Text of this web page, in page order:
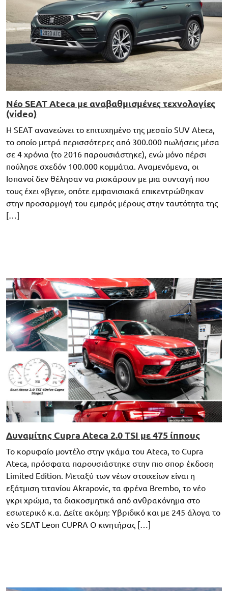
Νέο SEAT Ateca με αναβαθμισμένες τεχνολογίες
(video)
Η SEAT ανανεώνει το επιτυχημένο της μεσαίο SUV Ateca,
το οποίο μετρά περισσότερες από 300.000 πωλήσεις μέσα
σε 4 χρόνια (το 2016 παρουσιάστηκε), ενώ μόνο πέρσι
πούλησε σχεδόν 100.000 κομμάτια. Αναμενόμενα, οι
Ισπανοί δεν θέλησαν να ρισκάρουν με μια συνταγή που
τους έχει «βγει», οπότε εμφανισιακά επικεντρώθηκαν
στην προσαρμογή του εμπρός μέρους στην ταυτότητα της
[…]
Δυναμίτης Cupra Ateca 2.0 TSI με 475 ίππους
Το κορυφαίο μοντέλο στην γκάμα του Ateca, το Cupra
Ateca, πρόσφατα παρουσιάστηκε στην πιο σπορ έκδοση
Limited Edition. Μεταξύ των νέων στοιχείων είναι η
εξάτμιση τιτανίου Akrapovic, τα φρένα Brembo, το νέο
γκρι χρώμα, τα διακοσμητικά από ανθρακόνημα στο
εσωτερικό κ.α. Δείτε ακόμη: Υβριδικό και με 245 άλογα το
νέο SEAT Leon CUPRA Ο κινητήρας […]